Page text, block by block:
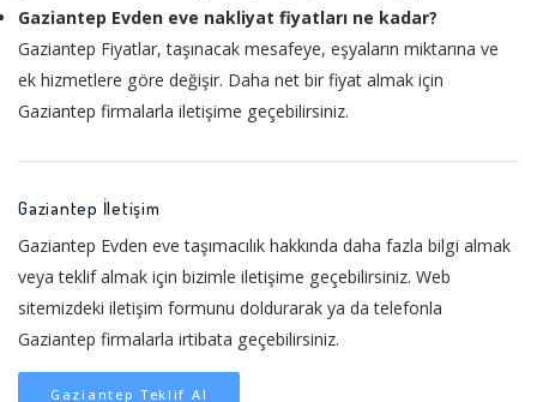
Gaziantep Evden eve nakliyat fiyatları ne kadar?
Gaziantep Fiyatlar, taşınacak mesafeye, eşyaların miktarına ve
ek hizmetlere göre değişir. Daha net bir fiyat almak için
Gaziantep firmalarla iletişime geçebilirsiniz.
Gaziantep İletişim
Gaziantep Evden eve taşımacılık hakkında daha fazla bilgi almak
veya teklif almak için bizimle iletişime geçebilirsiniz. Web
sitemizdeki iletişim formunu doldurarak ya da telefonla
Gaziantep firmalarla irtibata geçebilirsiniz.
Gaziantep Teklif Al